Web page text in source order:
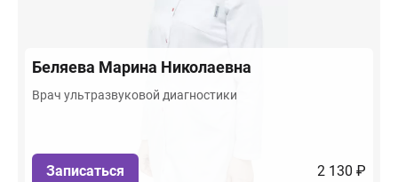
Беляева Марина Николаевна
Врач ультразвуковой диагностики
Записаться 2 130 ₽